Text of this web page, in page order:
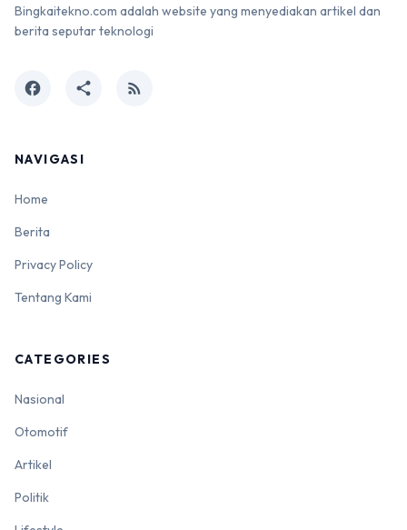
Bingkaitekno.com adalah website yang menyediakan artikel dan
berita seputar teknologi
facebook share rss_feed
NAVIGASI
Home
Berita
Privacy Policy
Tentang Kami
CATEGORIES
Nasional
Otomotif
Artikel
Politik